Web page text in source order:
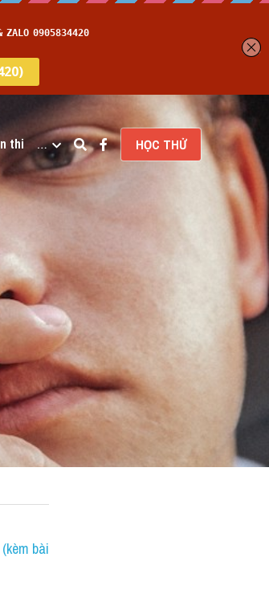
thi … HỌC THỬ
bài